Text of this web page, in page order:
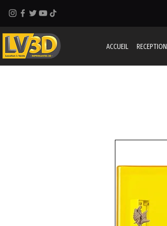
ACCUEIL RECEPTION